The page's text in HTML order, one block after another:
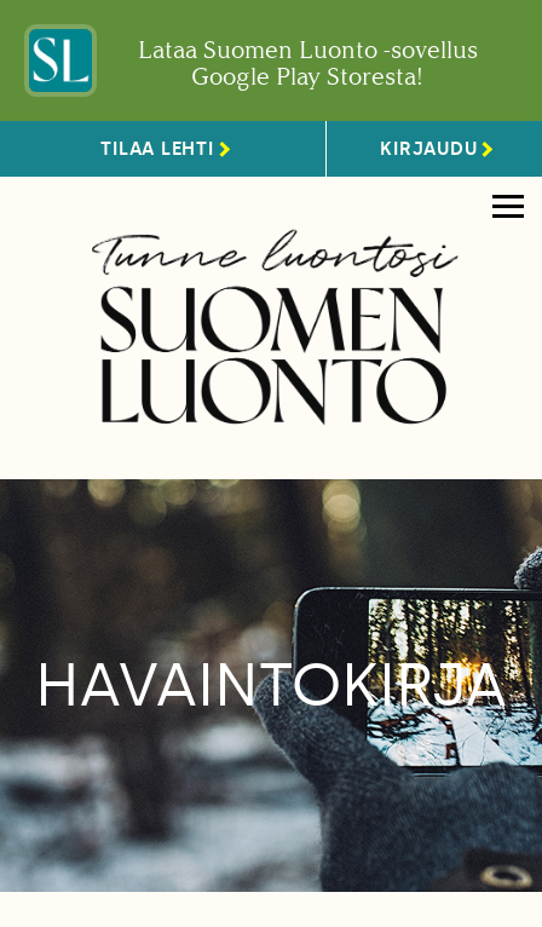
Lataa Suomen Luonto -sovellus
Google Play Storesta!
TILAA LEHTI KIRJAUDU
HAVAINTOKIRJA